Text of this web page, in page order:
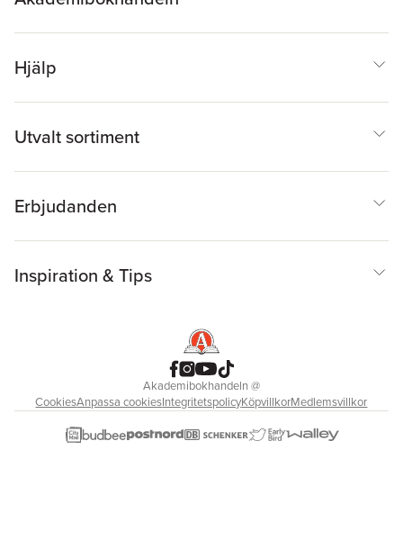
Hjälp
Utvalt sortiment
Erbjudanden
Inspiration & Tips
Akademibokhandeln@
CookiesAnpassa cookiesIntegritetspolicyKöpvillkorMedlemsvillkor